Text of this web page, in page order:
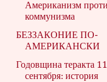
Американизм
коммунизма
БЕЗЗАКОНИЕ ПО-
АМЕРИКАНСКИ
Годовщина теракта 11
сентября: история